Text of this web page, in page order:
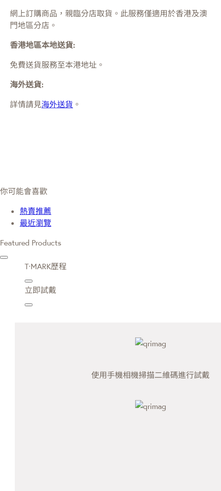
網上訂購商品，親臨分店取貨。此服務僅適用於香港及澳
門地區分店。
香港地區本地送貨:
免費送貨服務至本港地址。
海外送貨:
詳情請見海外送貨 。
你可能會喜歡
熱賣推薦
最近瀏覽
Featured Products
T·MARK歷程
立即試戴
使用手機相機掃描二維碼進行試戴